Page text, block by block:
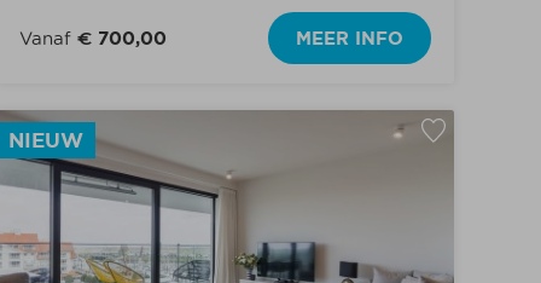
Vanaf€ 700,00 MEER INFO
NIEUW